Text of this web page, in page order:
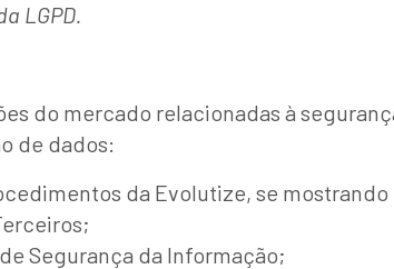
LGPD.
do mercado relacionadas à
de dados:
da Evolutize, se
Segurança da Informação;